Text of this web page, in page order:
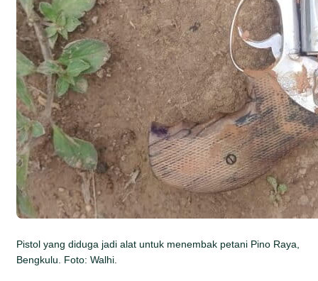
Pistol yang diduga jadi alat untuk menembak petani Pino Raya,
Bengkulu. Foto: Walhi.